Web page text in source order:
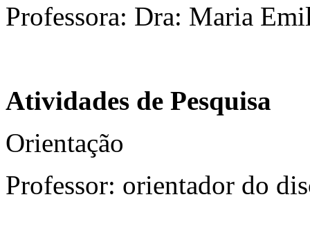
Professora: Dra: Maria
Atividades de Pesquisa
Orientação
Professor: orientador do